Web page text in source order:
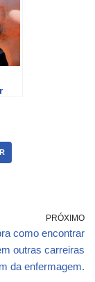
PRÓXIMO
como encontrar
outras carreiras
da enfermagem.